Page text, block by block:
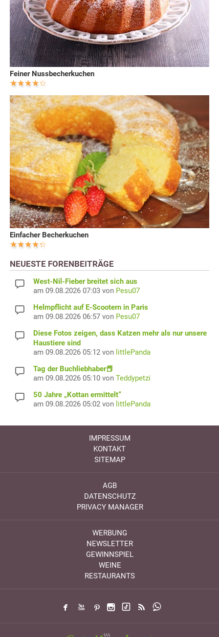
Feiner Nussbecherkuchen
Einfacher Becherkuchen
NEUESTE FORENBEITRÄGE
West-Nil-Fieber breitet sich aus
am 09.08.2026 07:03 von Pesu07
Helmpflicht auf E-Scootern in Paris
am 09.08.2026 06:57 von Pesu07
Diese Fotos zeigen, dass Katzen mehr als nur unsere
Haustiere sind
am 09.08.2026 05:12 von littlePanda
Tag der Buchliebhaber📕
am 09.08.2026 05:10 von Teddypetzi
50 Jahre „Kottan ermittelt“
am 09.08.2026 05:02 von littlePanda
IMPRESSUM
KONTAKT
SITEMAP
AGB
DATENSCHUTZ
PRIVACY MANAGER
WERBUNG
NEWSLETTER
GEWINNSPIEL
WEINE
RESTAURANTS